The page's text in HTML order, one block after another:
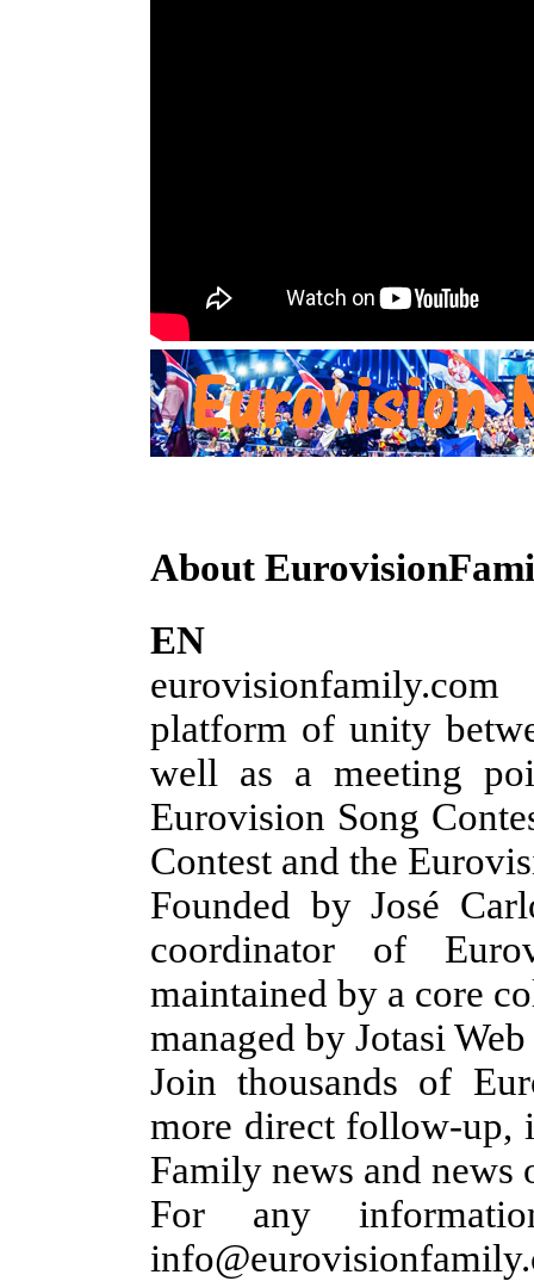
About
EN
platform of unity
well as a meeting
Eurovision Song
Contest and the
Founded by José
coordinator of
maintained by a core
managed by Jotasi
Join thousands of
more direct follow-up,
Family news and news
For any